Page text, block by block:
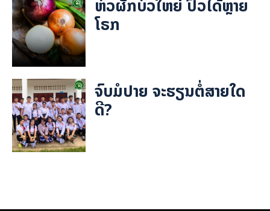
ຫົວຜັກບົ່ວໃຫຍ່ ປົວໄດ້ຫຼາຍ
ໂຣກ
ຈົບມໍປາຍ ຈະຮຽນຕໍ່ສາຍໃດ
ດີ?